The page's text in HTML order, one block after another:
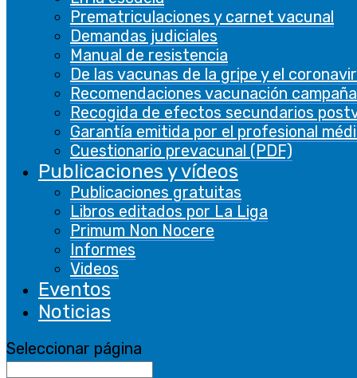
Prematriculaciones y carnet vacunal
Demandas judiciales
Manual de resistencia
De las vacunas de la gripe y el
Recomendaciones vacunación
Recogida de efectos secundarios
Garantía emitida por el profesional
Cuestionario prevacunal (PDF)
Publicaciones y vídeos
Publicaciones gratuitas
Libros editados por La Liga
Primum Non Nocere
Informes
Videos
Eventos
Noticias
Seleccionar página
Primum Non Nocere 09